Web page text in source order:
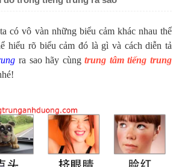
có vô vàn những biểu cảm khác nhau thể
hiểu rõ biểu cảm đó là gì và cách diễn tả
ra sao hãy cùngtrung tâm tiếng trung